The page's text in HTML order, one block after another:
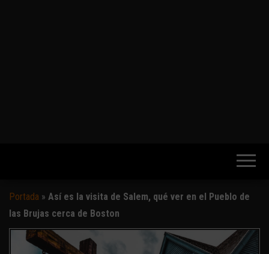
Portada » Así es la visita de Salem, qué ver en el Pueblo de
las Brujas cerca de Boston